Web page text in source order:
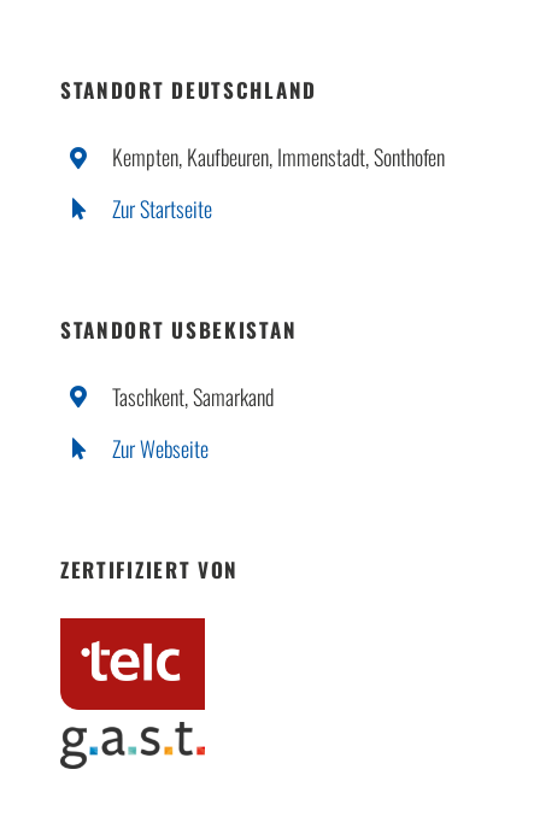
STANDORT DEUTSCHLAND
Kempten, Kaufbeuren, Immenstadt, Sonthofen
Zur Startseite
STANDORT USBEKISTAN
Taschkent, Samarkand
Zur Webseite
ZERTIFIZIERT VON